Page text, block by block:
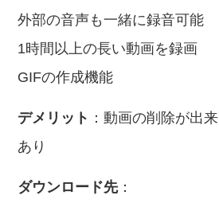
外部の音声も一緒に録音可能
1時間以上の長い動画を録画
GIFの作成機能
デメリット ：動画の削除が出
あり
ダウンロード先：